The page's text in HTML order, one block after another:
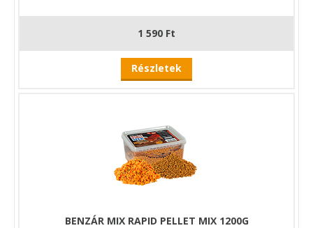
1 590 Ft
Részletek
BENZÁR MIX RAPID PELLET MIX 1200G